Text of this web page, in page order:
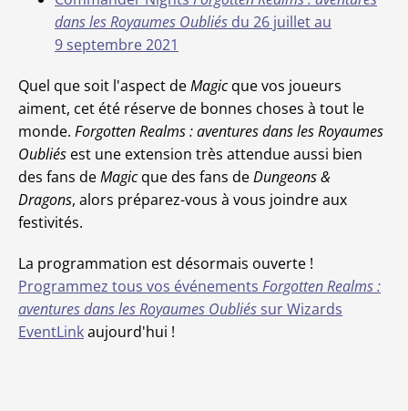
dans les Royaumes Oubliés du 26 juillet au
9 septembre 2021
Quel que soit l'aspect deMagicque vos joueurs
aiment, cet été réserve de bonnes choses à tout le
monde. Forgotten Realms : aventures dans les Royaumes
Oubliés est une extension très attendue aussi bien
des fans deMagicque des fans deDungeons &
Dragons, alors préparez-vous à vous joindre aux
festivités.
La programmation est désormais ouverte !
Programmez tous vos événements Forgotten Realms :
aventures dans les Royaumes Oubliés sur Wizards
EventLinkaujourd'hui !